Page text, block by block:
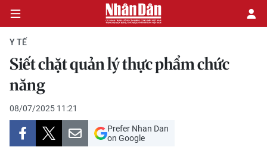
CHÍNH TRỊ
KINH TẾ
VĂN HÓA
Y TẾ
Siết chặt quản lý thực phẩm chức
năng
08/07/2025 11:21
Prefer Nhan Dan
on Google